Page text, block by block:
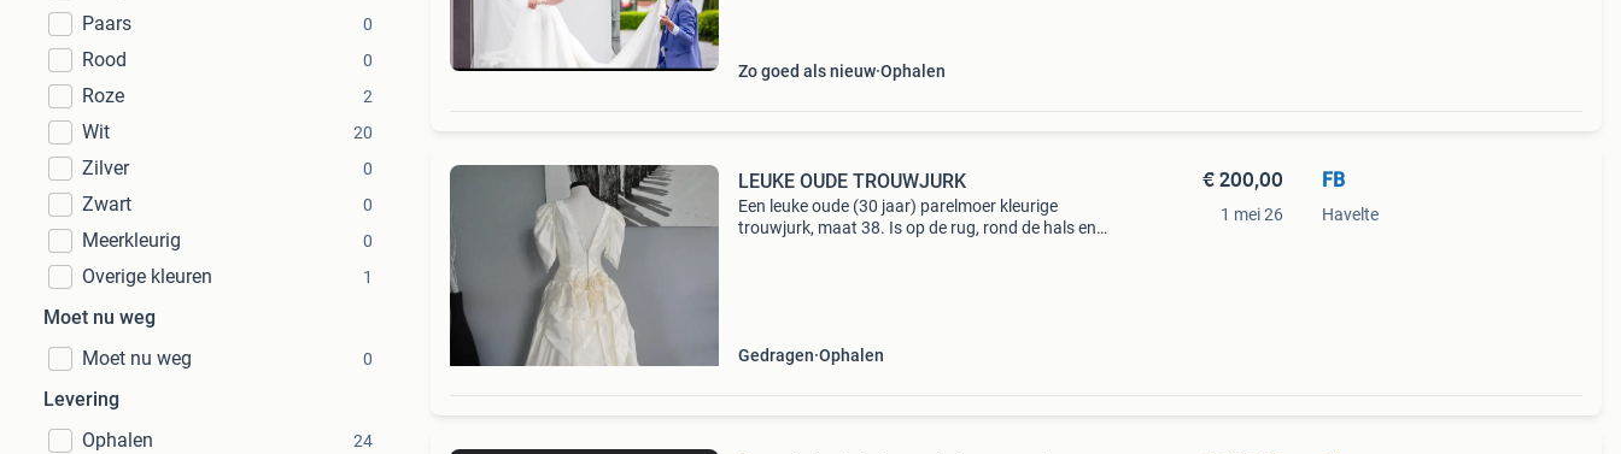
Paars 0
Rood 0
Roze 2
Wit 20
Zilver 0
Zwart 0
Meerkleurig 0
Overige kleuren 1
Moet nu weg
Moet nu weg
0
Levering
Ophalen
24
Zo goed als nieuw Ophalen
LEUKE OUDE TROUWJURK
Een leuke oude (30 jaar) parelmoer kleurige
trouwjurk, maat 38. Is op de rug, rond de hals en
Gedragen Ophalen
€ 200,00
1 mei 26
FB
Havelte